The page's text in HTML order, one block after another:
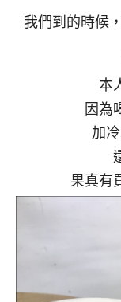
我們到的時候
本
因為
加
果真有